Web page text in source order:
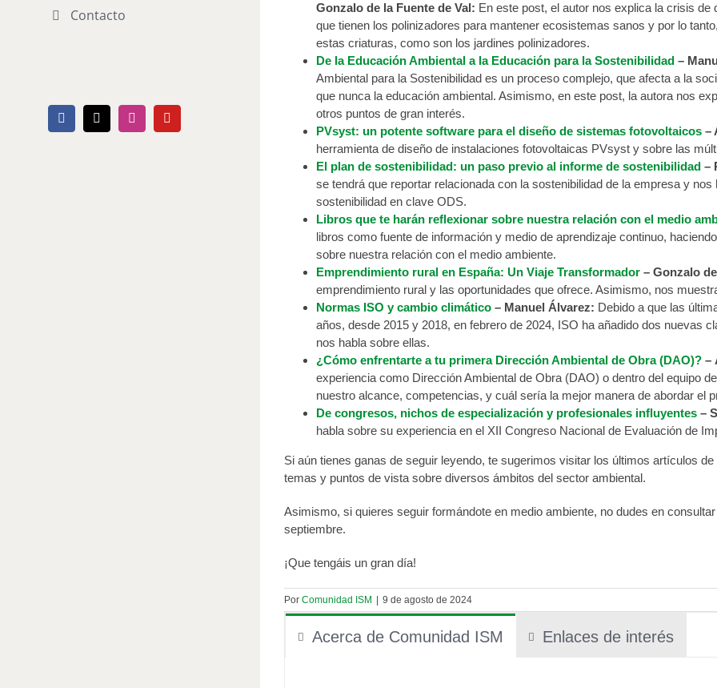
Contacto
Facebook
X InstagramYouTube
Gonzalo de la Fuente de Val: En este post, el autor nos explica la crisis
que tienen los polinizadores para mantener ecosistemas sanos y por lo
estas criaturas, como son los jardines polinizadores.
De la Educación Ambiental a la Educación para la Sostenibilidad –
Ambiental para la Sostenibilidad es un proceso complejo, que afecta a la
que nunca la educación ambiental. Asimismo, en este post, la autora nos
otros puntos de gran interés.
PVsyst: un potente software para el diseño de sistemas fotovoltaicos –
herramienta de diseño de instalaciones fotovoltaicas PVsyst y sobre las
El plan de sostenibilidad: un paso previo al informe de sostenibilidad –
se tendrá que reportar relacionada con la sostenibilidad de la empresa y
sostenibilidad en clave ODS.
Libros que te harán reflexionar sobre nuestra relación con el medio
libros como fuente de información y medio de aprendizaje continuo,
sobre nuestra relación con el medio ambiente.
Emprendimiento rural en España: Un Viaje Transformador – Gonzalo
emprendimiento rural y las oportunidades que ofrece. Asimismo, nos
Normas ISO y cambio climático – Manuel Álvarez: Debido a que las
años, desde 2015 y 2018, en febrero de 2024, ISO ha añadido dos nuevas
nos habla sobre ellas.
¿Cómo enfrentarte a tu primera Dirección Ambiental de Obra (DAO)? –
experiencia como Dirección Ambiental de Obra (DAO) o dentro del equipo
nuestro alcance, competencias, y cuál sería la mejor manera de abordar el
De congresos, nichos de especialización y profesionales influyentes –
habla sobre su experiencia en el XII Congreso Nacional de Evaluación de
Si aún tienes ganas de seguir leyendo, te sugerimos visitar los últimos artículos de
temas y puntos de vista sobre diversos ámbitos del sector ambiental.
Asimismo, si quieres seguir formándote en medio ambiente, no dudes en
septiembre.
¡Que tengáis un gran día!
Por Comunidad ISM 9 de agosto de 2024
Acerca de Comunidad ISM Enlaces de interés